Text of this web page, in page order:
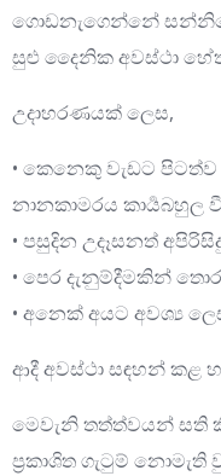
ගොඩනැගෙන්නේ
සුළු දෛනික අවස්ථා
උදාහරණයක් ලෙස,
• කෙනෙකු වැඩට පිටත්ව
නානකාමරය කාර්‍යබහුල
• පසුදින උදෑසනත්
• පෙර දැනුම්දීමකින්
• අනෙක් අයට අවශ්‍ය
ආදී අවස්ථා සඳහන් කළ
මෙවැනි තත්ත්වයන් සති
ප්‍රකාශිත ගැටුම් නොමැති